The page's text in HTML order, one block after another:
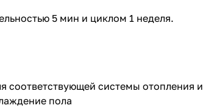
5 мин и циклом 1 неделя.
соответствующей системы отопления и
пола